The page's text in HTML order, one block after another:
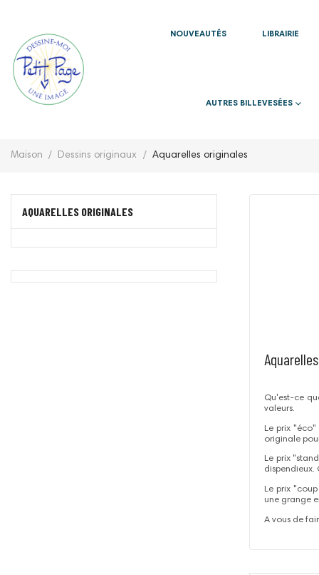
NOUVEAUTÉS LIBRAIRIE
AUTRES BILLEVESÉES
Maison Dessins originaux Aquarelles originales
AQUARELLES ORIGINALES
Qu'est-ce
valeurs.
Le prix
originale
Le prix
dispendieux.
Le prix
une grange
A vous de